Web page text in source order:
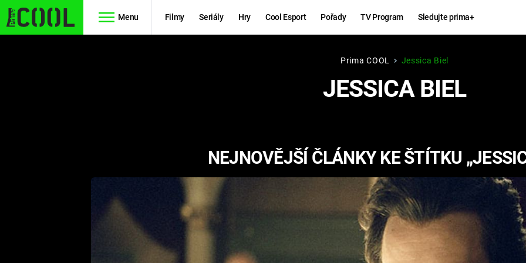
Menu Filmy Seriály Hry Cool Esport Pořady TV Program Sledujte prima+
RYCHLE A
ZBĚSILE 10
PREDÁTOR
Hry
KINGDOM
COME:
DELIVERANCE
ESPORT
CHUCK
NORRIS
Prima COOL Jessica Biel
JESSICA BIEL
NEJNOVĚJŠÍ ČLÁNKY KE ŠTÍTKU